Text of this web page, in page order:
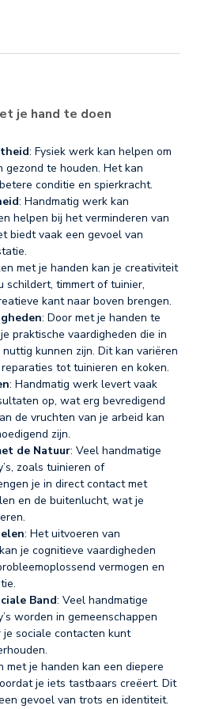
je hand te doen
: Fysiek werk kan helpen om
gezond te houden. Het kan
conditie en spierkracht.
: Handmatig werk kan
helpen bij het verminderen van
biedt vaak een gevoel van
met je handen kan je creativiteit
schildert, timmert of tuinier,
kant naar boven brengen.
: Door met je handen te
praktische vaardigheden die in
kunnen zijn. Dit kan variëren
tot tuinieren en koken.
: Handmatig werk levert vaak
op, wat erg bevredigend
de vruchten van je arbeid kan
zijn.
de Natuur: Veel handmatige
zoals tuinieren of
je in direct contact met
en de buitenlucht, wat je
: Het uitvoeren van
je cognitieve vaardigheden
vermogen en
Band: Veel handmatige
worden in gemeenschappen
sociale contacten kunt
met je handen kan een diepere
je iets tastbaars creëert. Dit
gevoel van trots en identiteit.